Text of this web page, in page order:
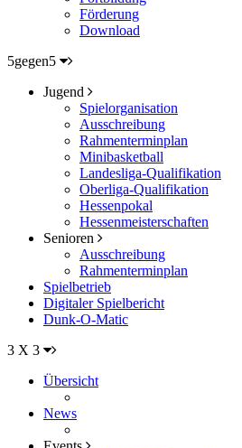
Förderung
Download
5gegen5
Jugend
Spielorganisation
Ausschreibung
Rahmenterminplan
Minibasketball
Landesliga-Qualifikation
Oberliga-Qualifikation
Hessenpokal
Hessenmeisterschaften
Senioren
Ausschreibung
Rahmenterminplan
Spielbetrieb
Digitaler Spielbericht
Dunk-O-Matic
3 X 3
Übersicht
News